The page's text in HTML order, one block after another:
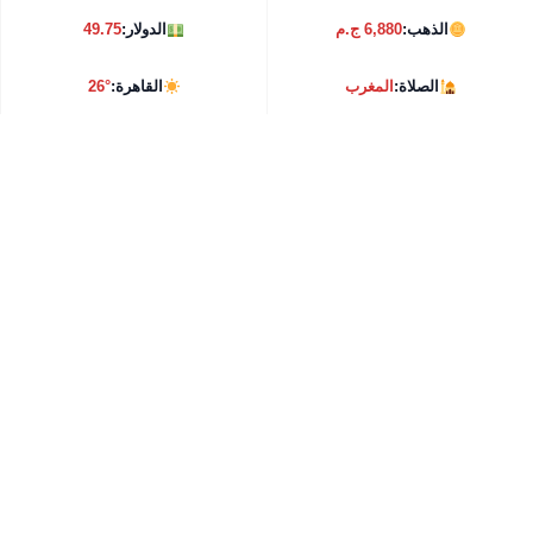
الذهب:6,880 ج.م الدولار:49.75
الصلاة:المغرب القاهرة:26°